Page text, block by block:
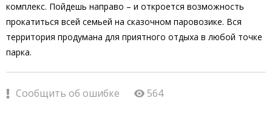
комплекс. Пойдешь направо – и откроется возможность
прокатиться всей семьей на сказочном паровозике. Вся
территория продумана для приятного отдыха в любой точке
парка.
Сообщить об ошибке 564